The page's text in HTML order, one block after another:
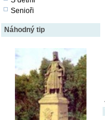
Senioři
Náhodný tip